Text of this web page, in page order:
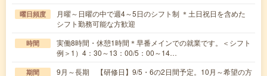
曜日頻度
月曜～日曜の中で週4～5日のシフト制 ＊土日祝日を含めた
シフト勤務可能な方歓迎
時間
実働8時間・休憩1時間＊早番メインでの就業です。＜シフト
例＞1）4：30～13：00/5：00～14…
期間
9月～長期 【研修日】9/5・6の2日間予定。10月～希望の方